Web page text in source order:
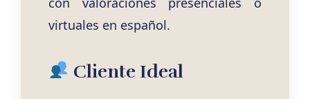
virtuales en español.
Cliente Ideal